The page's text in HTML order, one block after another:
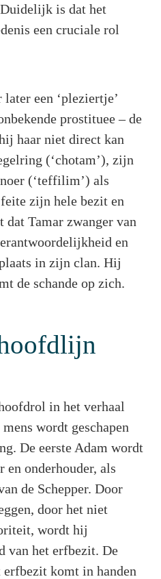
is dat het
een cruciale rol
een ‘pleziertje’
prostituee – de
haar niet direct kan
(‘chotam’), zijn
(‘teffilim’) als
zijn hele bezit en
Tamar zwanger van
en
in zijn clan. Hij
de schande op zich.
in het verhaal
wordt geschapen
De eerste Adam wordt
en onderhouder, als
de Schepper. Door
door het niet
wordt hij
van het erfbezit. De
komt in handen